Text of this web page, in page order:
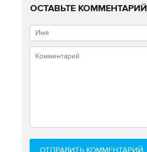
ОСТАВЬТЕ КОММЕНТАРИЙ
ОТПРАВИТЬ КОММЕНТАРИЙ